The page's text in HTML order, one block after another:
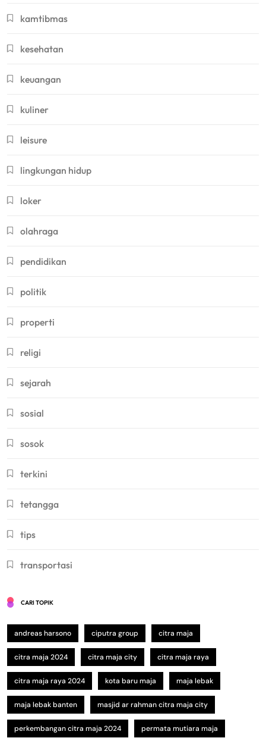
kamtibmas
kesehatan
keuangan
kuliner
leisure
lingkungan hidup
loker
olahraga
pendidikan
politik
properti
religi
sejarah
sosial
sosok
terkini
tetangga
tips
transportasi
CARI TOPIK
andreas harsono ciputra group citra maja
citra maja 2024 citra maja city citra maja raya
citra maja raya 2024 kota baru maja maja lebak
maja lebak banten masjid ar rahman citra maja city
perkembangan citra maja 2024 permata mutiara maja